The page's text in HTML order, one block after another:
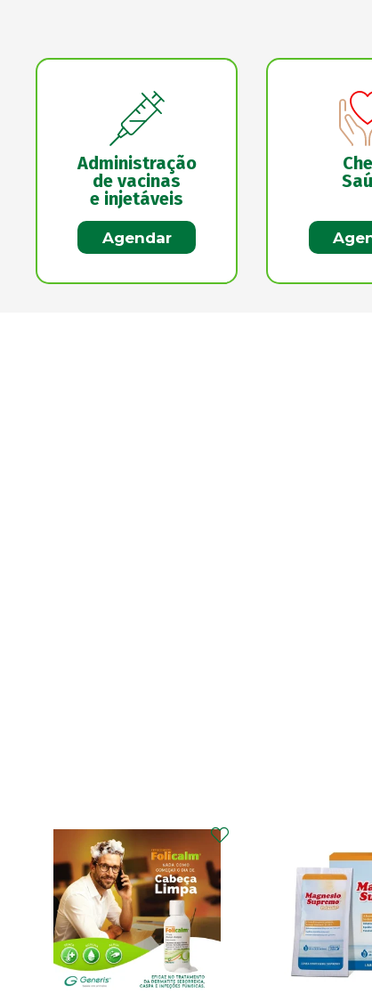
Administração
de vacinas
e injetáveis
Agendar